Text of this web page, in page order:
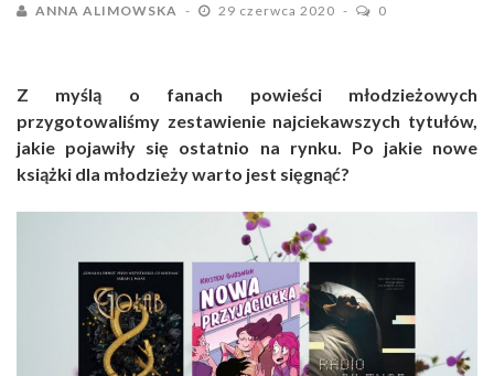
ANNA ALIMOWSKA 29 czerwca 2020 0
Z myślą o fanach powieści młodzieżowych
przygotowaliśmy zestawienie najciekawszych tytułów,
jakie pojawiły się ostatnio na rynku. Po jakie nowe
książki dla młodzieży warto jest sięgnąć?